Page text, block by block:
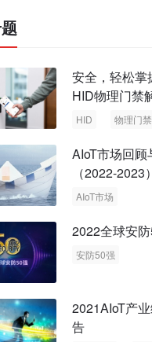
WAIC 2026发布主动视觉
球
安全，轻松
HID物理门禁
案，启动智慧
HID 物理门禁
AIoT市场回顾
（2022-2023）
AIoT市场
2022全球安
安防50强
2021AIoT产
告